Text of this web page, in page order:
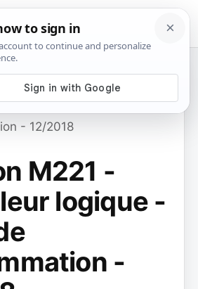
☰
Contrôleur logique - Guide
- 12/2018
M221 -
logique -
-